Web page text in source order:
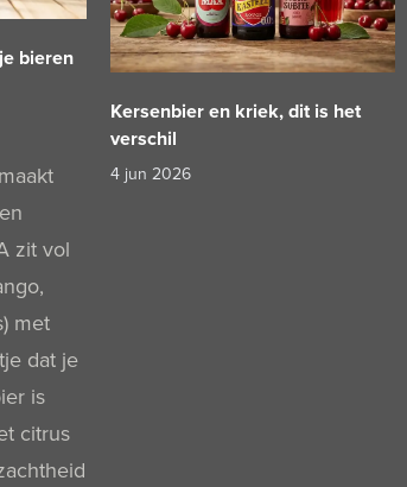
bieren
zit vol
met
dat je
is
citrus
Kersenbier en kriek, dit is het
verschil
4 jun 2026